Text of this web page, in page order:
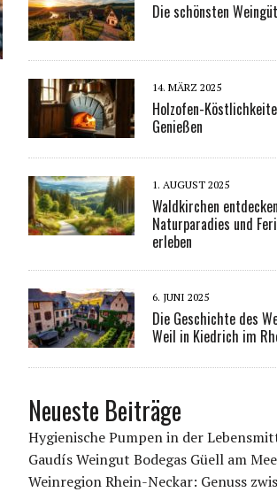
Die schönsten
14. MÄRZ 2025
Holzofen-
Genießen
1. AUGUST 2025
Waldkirchen
Naturparadies und
erleben
6. JUNI 2025
Die Geschichte des
Weil in Kiedrich im
Neueste Beiträge
Hygienische Pumpen in der
Gaudís Weingut Bodegas Güell am
Weinregion Rhein-Neckar: Genuss